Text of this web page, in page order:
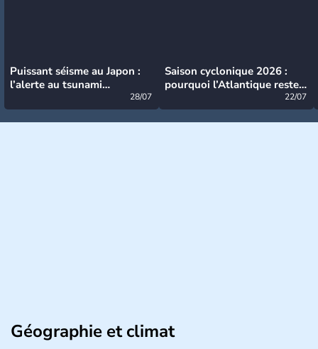
Puissant séisme au Japon :
l’alerte au tsunami
28/07
Saison cyclonique 2026 :
pourquoi l’Atlantique reste
22/07
Géographie et climat